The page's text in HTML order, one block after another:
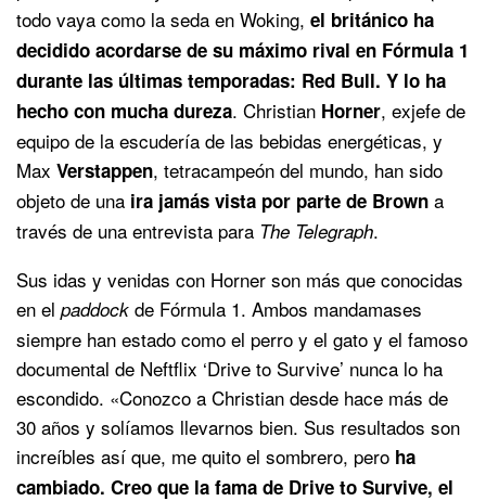
todo vaya como la seda en Woking, el británico ha
decidido acordarse de su máximo rival en Fórmula 1
durante las últimas temporadas: Red Bull. Y lo ha
hecho con mucha dureza. Christian Horner, exjefe de
equipo de la escudería de las bebidas energéticas, y
Max Verstappen, tetracampeón del mundo, han sido
objeto de una ira jamás vista por parte de Brown a
través de una entrevista para The Telegraph.
Sus idas y venidas con Horner son más que conocidas
en el paddock de Fórmula 1. Ambos mandamases
siempre han estado como el perro y el gato y el famoso
documental de Neftflix ‘Drive to Survive’ nunca lo ha
escondido. «Conozco a Christian desde hace más de
30 años y solíamos llevarnos bien. Sus resultados son
increíbles así que, me quito el sombrero, pero ha
cambiado. Creo que la fama de Drive to Survive, el